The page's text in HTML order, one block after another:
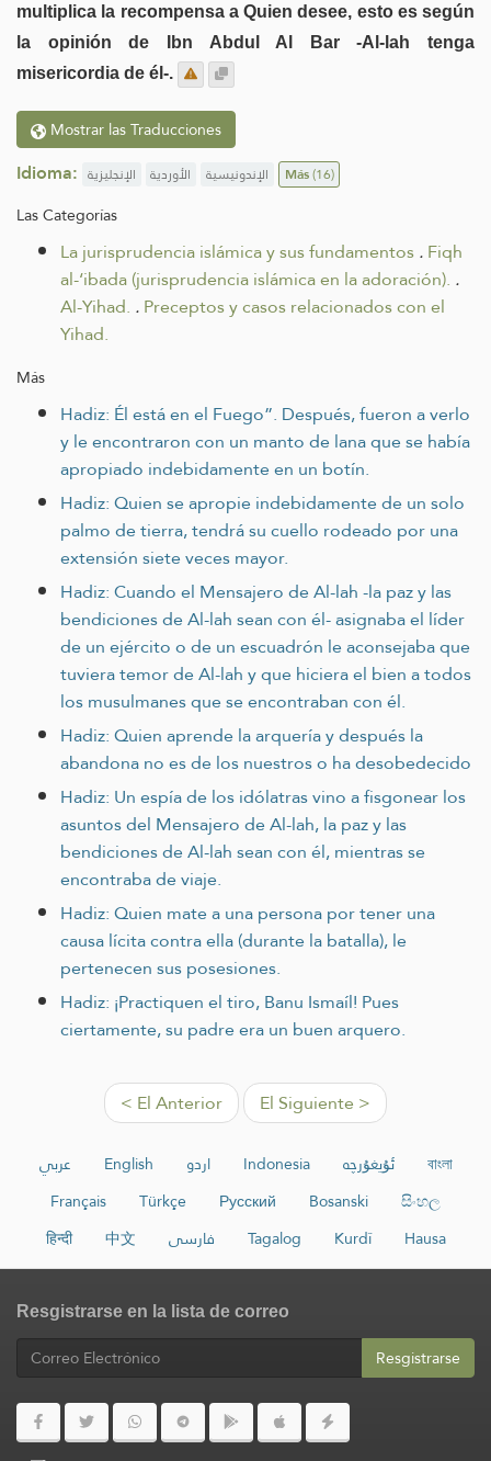
multiplica la recompensa a Quien desee, esto es según
la opinión de Ibn Abdul Al Bar -Al-lah tenga
misericordia de él-.
Mostrar las Traducciones
Idioma: الإنجليزية الأوردية الإندونيسية Más(16)
Las Categorías
La jurisprudencia islámica y sus fundamentos.Fiqh
al-‘ibada (jurisprudencia islámica en la adoración). .
Al-Yihad. .Preceptos y casos relacionados con el
Yihad.
Más
Hadiz: Él está en el Fuego”. Después, fueron a verlo
y le encontraron con un manto de lana que se había
apropiado indebidamente en un botín.
Hadiz: Quien se apropie indebidamente de un solo
palmo de tierra, tendrá su cuello rodeado por una
extensión siete veces mayor.
Hadiz: Cuando el Mensajero de Al-lah -la paz y las
bendiciones de Al-lah sean con él- asignaba el líder
de un ejército o de un escuadrón le aconsejaba que
tuviera temor de Al-lah y que hiciera el bien a todos
los musulmanes que se encontraban con él.
Hadiz: Quien aprende la arquería y después la
abandona no es de los nuestros o ha desobedecido
Hadiz: Un espía de los idólatras vino a fisgonear los
asuntos del Mensajero de Al-lah, la paz y las
bendiciones de Al-lah sean con él, mientras se
encontraba de viaje.
Hadiz: Quien mate a una persona por tener una
causa lícita contra ella (durante la batalla), le
pertenecen sus posesiones.
Hadiz: ¡Practiquen el tiro, Banu Ismaíl! Pues
ciertamente, su padre era un buen arquero.
< El Anterior El Siguiente >
عربي English اردو Indonesia ئۇيغۇرچە
বাংলা
Français
Türkçe Русский Bosanski
සිංහල
हिन्दी
中文 فارسی Tagalog Kurdî Hausa
Resgistrarse en la lista de correo
Resgistrarse